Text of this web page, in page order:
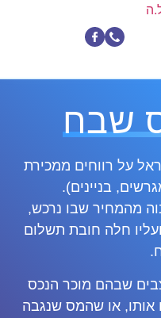
שבח
על רווחים ממכירת
בניינים).
מהמחיר שבו נרכש,
חלה חובת תשלום
שבהם מוכר הנכס
או שהמס שנגבה